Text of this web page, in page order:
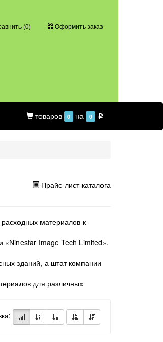
(0) Оформить заказ
товаров 0 на 0 p
Прайс-лист каталога
материалов к
«Ninestar Image Tech Limited».
зданий, а штат компании
для различных